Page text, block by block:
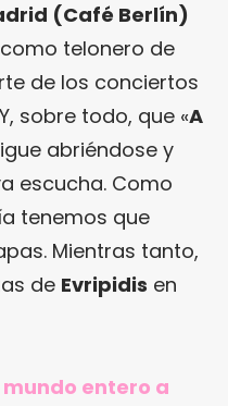
(Café Berlín)
como telonero de
de los conciertos
sobre todo, que «A
abriéndose y
escucha. Como
tenemos que
Mientras tanto,
de Evripidis en
mundo entero a